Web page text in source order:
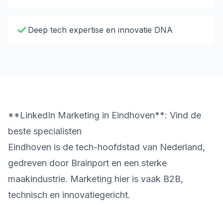
Deep tech expertise en innovatie DNA
**LinkedIn Marketing in Eindhoven**: Vind de
beste specialisten
Eindhoven is de tech-hoofdstad van Nederland,
gedreven door Brainport en een sterke
maakindustrie. Marketing hier is vaak B2B,
technisch en innovatiegericht.